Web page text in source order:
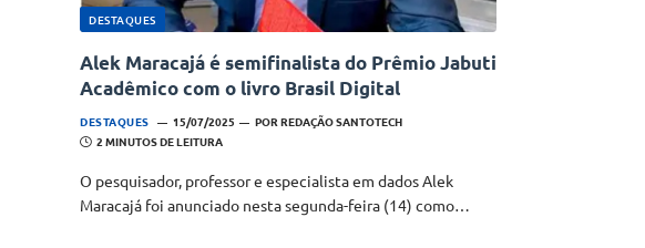
DESTAQUES
Alek Maracajá é semifinalista do Prêmio Jabuti
Acadêmico com o livro Brasil Digital
DESTAQUES 15/07/2025 POR REDAÇÃO SANTOTECH
2 MINUTOS DE LEITURA
O pesquisador, professor e especialista em dados Alek
Maracajá foi anunciado nesta segunda-feira (14) como…